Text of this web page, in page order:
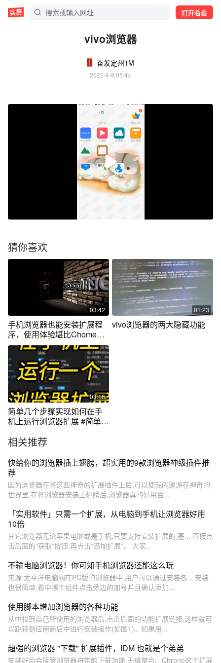
打开看看
vivo浏览器
奋发定州1M
2022-4-8 05:44
猜你喜欢
03:42
手机浏览器也能安装扩展程
序，使用体验堪比Chome？
浏览器推荐！
01:23
vivo浏览器的两大隐藏功能
03:16
简单几个步骤实现如何在手
机上运行浏览器扩展 #简单电
相关推荐
快给你的浏览器插上翅膀，超实用的9款浏览器神级插件推
荐
因为浏览器在将这些神奇的扩展插件上后,可以使我闪遨游在神奇的
世界里,在将浏览器安装上翅膀后,浏览器真的好用百...
「实用软件」只需一个扩展，从电脑到手机让浏览器好用
10倍
其它浏览器无论苹果电脑或是手机,只要支持安装扩展的,基... 直接点
击后面的“获取”按钮,再点击“添加扩展”。 大家...
不输电脑浏览器！你可知手机浏览器还能这么玩
来源:太平洋电脑网在PC版的浏览器中,用户可以通过安装各... 安装
也很简单,看中哪个组件点击旁边的加号并且确认添加...
使用脚本增加浏览器的各种功能
从中找到自己所使用的浏览器后,点击后面的功能扩展链接,这样就可
以跳转到应用商店中进行安装操作(如图1)。如果用...
超强的浏览器 "下载" 扩展插件，IDM 也就是个弟弟
安装好后会接管浏览器自带的下载功能,无缝整合。Chrono这个扩展